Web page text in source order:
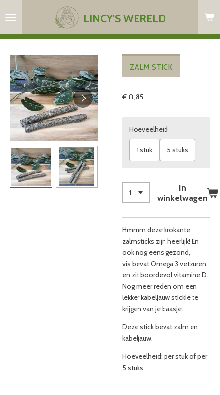
direct
hoofdinhoud
LINCY'S WERELD
ZALM STICK
€ 0,85
Hoeveelheid
1 stuk 5 stuks
In
winkelwagen
Hmmm deze krokante
zalmsticks zijn heerlijk! En
ook nog eens gezond,
vis bevat Omega 3 vetzuren
en zit boordevol vitamine D.
Nog meer reden om een
lekker kabeljauw stickie te
krijgen van je baasje.
Deze stick bevat zalm en
kabeljauw.
Hoeveelheid: per stuk of per
5 stuks